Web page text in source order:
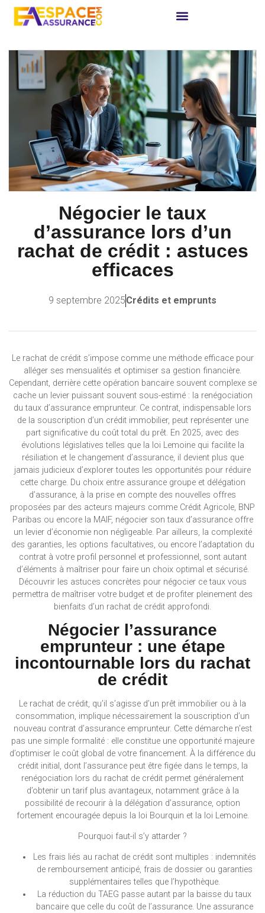
Négocier le taux
d’assurance lors d’un
rachat de crédit : astuces
efficaces
9 septembre 2025Crédits et emprunts
Le rachat de crédit s’impose comme une méthode efficace pour
alléger ses mensualités et optimiser sa gestion financière.
Cependant, derrière cette opération bancaire souvent complexe se
cache un levier puissant souvent sous-estimé : la renégociation
du taux d’assurance emprunteur. Ce contrat, indispensable lors
de la souscription d’un crédit immobilier, peut représenter une
part significative du coût total du prêt. En 2025, avec des
évolutions législatives telles que la loi Lemoine qui facilite la
résiliation et le changement d’assurance, il devient plus que
jamais judicieux d’explorer toutes les opportunités pour réduire
cette charge. Du choix entre assurance groupe et délégation
d’assurance, à la prise en compte des nouvelles offres
proposées par des acteurs majeurs comme Crédit Agricole, BNP
Paribas ou encore la MAIF, négocier son taux d’assurance offre
un levier d’économie non négligeable. Par ailleurs, la complexité
des garanties, les options facultatives, ou encore l’adaptation du
contrat à votre profil personnel et professionnel, sont autant
d’éléments à maîtriser pour faire un choix optimal et sécurisé.
Découvrir les astuces concrètes pour négocier ce taux vous
permettra de maîtriser votre budget et de profiter pleinement des
bienfaits d’un rachat de crédit approfondi.
Négocier l’assurance
emprunteur : une étape
incontournable lors du rachat
de crédit
Le rachat de crédit, qu’il s’agisse d’un prêt immobilier ou à la
consommation, implique nécessairement la souscription d’un
nouveau contrat d’assurance emprunteur. Cette démarche n’est
pas une simple formalité : elle constitue une opportunité majeure
d’optimiser le coût global de votre financement. À la différence du
crédit initial, dont l’assurance peut être figée dans le temps, la
renégociation lors du rachat de crédit permet généralement
d’obtenir un tarif plus avantageux, notamment grâce à la
possibilité de recourir à la délégation d’assurance, option
fortement encouragée depuis la loi Bourquin et la loi Lemoine.
Pourquoi faut-il s’y attarder ?
Les frais liés au rachat de crédit sont multiples : indemnités
de remboursement anticipé, frais de dossier ou garanties
supplémentaires telles que l’hypothèque.
La réduction du TAEG passe autant par la baisse du taux
bancaire que celle du coût de l’assurance. Une assurance